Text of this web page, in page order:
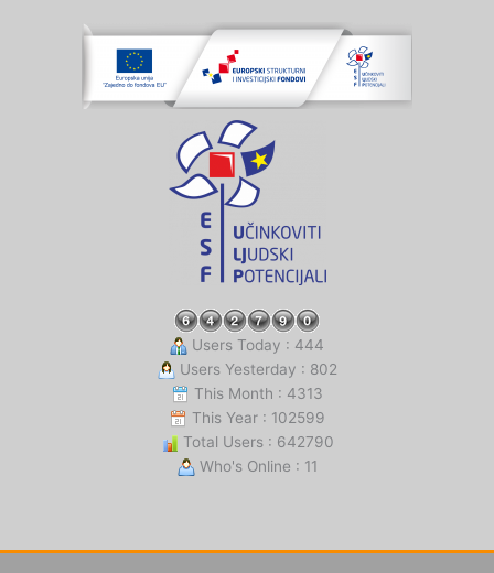
Users Today : 444
Users Yesterday : 802
This Month : 4313
This Year : 102599
Total Users : 642790
Who's Online : 11